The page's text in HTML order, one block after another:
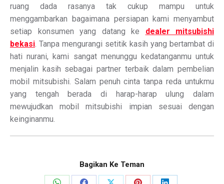
ruang dada rasanya tak cukup mampu untuk
menggambarkan bagaimana persiapan kami menyambut
setiap konsumen yang datang ke dealer mitsubishi
bekasi. Tanpa mengurangi setitik kasih yang bertambat di
hati nurani, kami sangat menunggu kedatanganmu untuk
menjalin kasih sebagai partner terbaik dalam pembelian
mobil mitsubishi. Salam penuh cinta tanpa reda untukmu
yang tengah berada di harap-harap ulung dalam
mewujudkan mobil mitsubishi impian sesuai dengan
keinginanmu.
Bagikan Ke Teman